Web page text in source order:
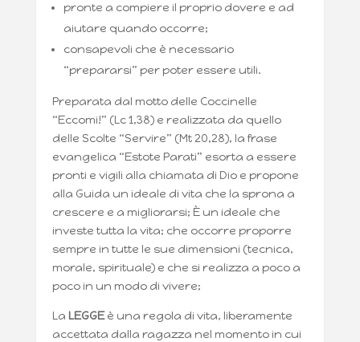
pronte a compiere il proprio dovere e ad
aiutare quando occorre;
consapevoli che è necessario
“prepararsi” per poter essere utili.
Preparata dal motto delle Coccinelle
“Eccomi!” (Lc 1,38) e realizzata da quello
delle Scolte “Servire” (Mt 20,28), la frase
evangelica “Estote Parati” esorta a essere
pronti e vigili alla chiamata di Dio e propone
alla Guida un ideale di vita che la sprona a
crescere e a migliorarsi; È un ideale che
investe tutta la vita; che occorre proporre
sempre in tutte le sue dimensioni (tecnica,
morale, spirituale) e che si realizza a poco a
poco in un modo di vivere;
La LEGGEè una regola di vita, liberamente
accettata dalla ragazza nel momento in cui